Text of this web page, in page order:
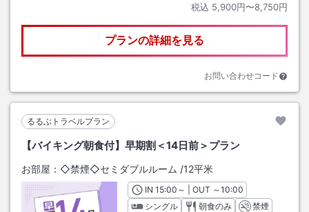
税込 5,900円〜8,750円
プランの詳細を見る
お問い合わせコード
るるぶトラベルプラン
【バイキング朝食付】早期割＜14日前＞プラン
お部屋： ◇禁煙◇セミダブルルーム /12平米
INチェックイン
15:00 ～ | OUT チェックアウト
～10:00
シングル
朝食のみ
禁煙